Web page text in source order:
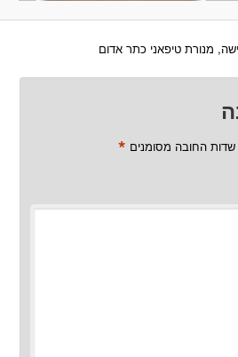
מנורת טיפאני כתר אדום
שדות החובה מסומנים *